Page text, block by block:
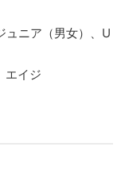
ュニア（男女）、U
エイジ